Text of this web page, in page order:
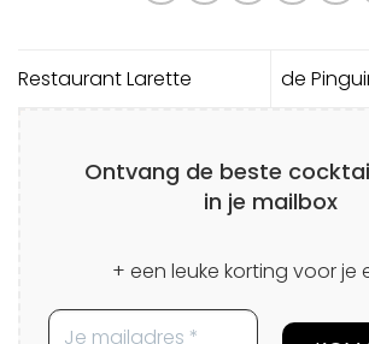
Restaurant Larette de
Ontvang de beste
in je mailbox
+ een leuke korting voor je